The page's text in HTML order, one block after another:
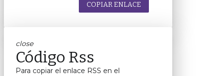
COPIAR ENLACE
close
Código Rss
Para copiar el enlace RSS en el